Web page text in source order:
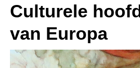
Culturele
van Europa